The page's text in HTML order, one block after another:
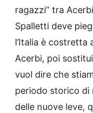
ragazzi” tra
Spalletti deve
l’Italia è costretta
Acerbi, poi
vuol dire che
periodo storico di
delle nuove leve,